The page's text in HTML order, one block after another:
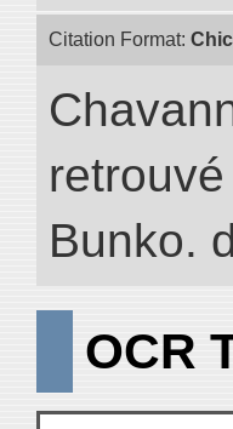
Citation Format:
Bunko.
OCR